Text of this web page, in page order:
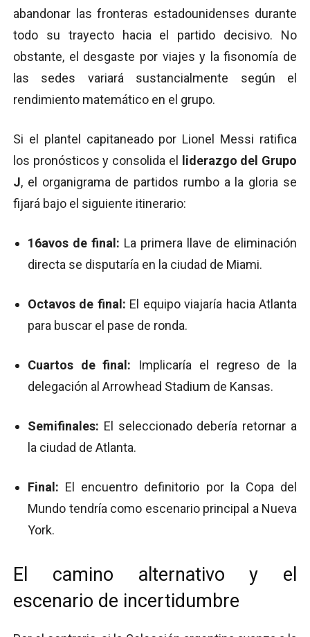
abandonar las fronteras estadounidenses durante
todo su trayecto hacia el partido decisivo. No
obstante, el desgaste por viajes y la fisonomía de
las sedes variará sustancialmente según el
rendimiento matemático en el grupo.
Si el plantel capitaneado por Lionel Messi ratifica
los pronósticos y consolida el
liderazgo del Grupo
J, el organigrama de partidos rumbo a la gloria se
fijará bajo el siguiente itinerario:
16avos de final: La primera llave de eliminación
directa se disputaría en la ciudad de Miami.
Octavos de final: El equipo viajaría hacia Atlanta
para buscar el pase de ronda.
Cuartos de final: Implicaría el regreso de la
delegación al Arrowhead Stadium de Kansas.
Semifinales: El seleccionado debería retornar a
la ciudad de Atlanta.
Final: El encuentro definitorio por la Copa del
Mundo tendría como escenario principal a Nueva
York.
El camino alternativo y el
escenario de incertidumbre